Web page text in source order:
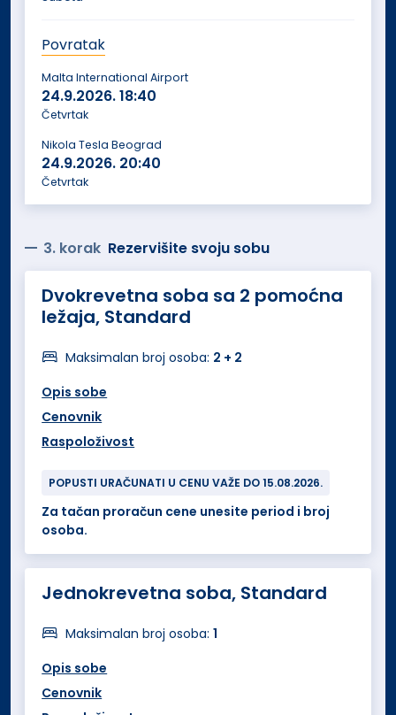
Malta International Airport
24.9.2026.18:40
Četvrtak
Povratak
Nikola Tesla Beograd
24.9.2026. 20:40
Četvrtak
3. korak Rezervišite svoju sobu
Dvokrevetna soba sa 2 pomoćna
ležaja, Standard
Maksimalan broj osoba: 2 + 2
Opis sobe
Cenovnik
Raspoloživost
POPUSTI URAČUNATI U CENU VAŽE DO 15.08.2026.
Za tačan proračun cene unesite period i broj
osoba.
Jednokrevetna soba, Standard
Maksimalan broj osoba:1
Opis sobe
Cenovnik